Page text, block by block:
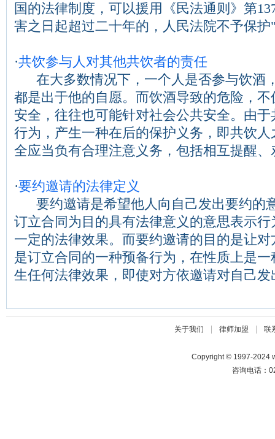
国的法律制度，可以援用《民法通则》第
害之日起超过二十年的，人民法院不予保护
·共饮参与人对其他共饮者的责任
在大多数情况下，一个人是否参与饮酒
都是出于他的自愿。而饮酒导致的危险，
安全，往往也可能针对社会公共安全。由
行为，产生一种在后的保护义务，即共饮
全应当负有合理注意义务，包括相互提醒、
·要约邀请的法律定义
要约邀请是希望他人向自己发出要约的
订立合同为目的具有法律意义的意思表示
一定的法律效果。而要约邀请的目的是让
是订立合同的一种预备行为，在性质上是
生任何法律效果，即使对方依邀请对自己发
关于我们 | 律师加盟 | 联
Copyright © 1997-2024
咨询电话：